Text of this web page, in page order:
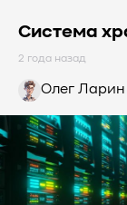
Система
2 года назад
Олег Ларин